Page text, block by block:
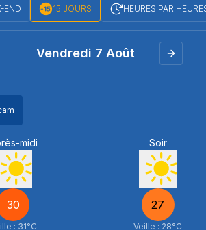
END 15 JOURS HEURES PAR
Vendredi 7 Août
midi
30
: 31°C
Soir
27
Veille : 28°C